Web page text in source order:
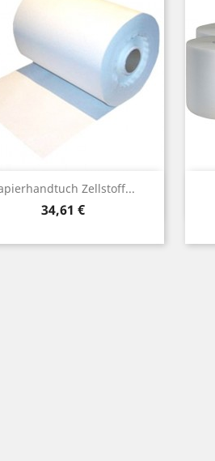
Zellstoff...
Preis
34,61 €
Vorschau